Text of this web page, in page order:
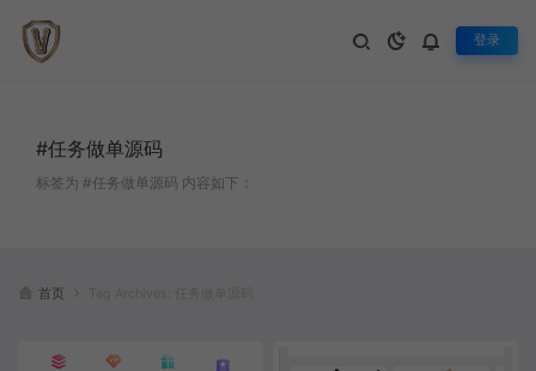
登录
#任务做单源码
标签为 #任务做单源码 内容如下：
首页